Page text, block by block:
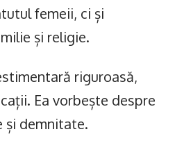
femeii, ci și
și religie.
riguroasă,
Ea vorbește despre
și demnitate.